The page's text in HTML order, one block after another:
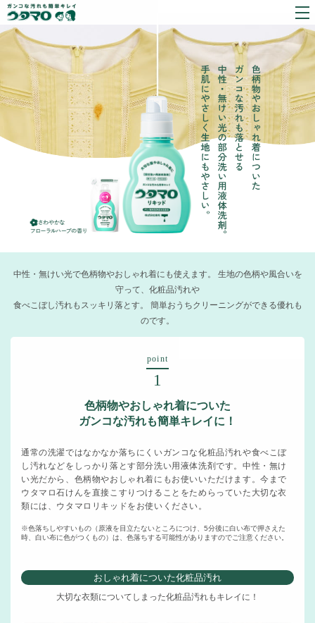
中性・無けい光で色柄物やおしゃれ着にも使えます。 生地の色柄や風合いを
守って、化粧品汚れや
食べこぼし汚れもスッキリ落とす。 簡単おうちクリーニングができる優れも
のです。
point
1
色柄物やおしゃれ着についた
ガンコな汚れも簡単キレイに！
通常の洗濯ではなかなか落ちにくいガンコな化粧品汚れや食べこぼ
し汚れなどをしっかり落とす部分洗い用液体洗剤です。中性・無け
い光だから、色柄物やおしゃれ着にもお使いいただけます。今まで
ウタマロ石けんを直接こすりつけることをためらっていた大切な衣
類には、ウタマロリキッドをお使いください。
※色落ちしやすいもの（原液を目立たないところにつけ、5分後に白い布で押さえた
時、白い布に色がつくもの）は、色落ちする可能性がありますのでご注意ください。
おしゃれ着についた化粧品汚れ
大切な衣類についてしまった化粧品汚れもキレイに！